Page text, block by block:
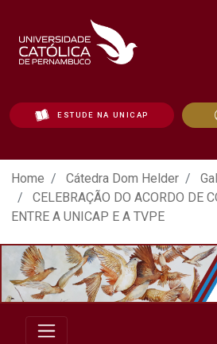
ESTUDE NA UNICAP
ATO EM DEFESA DA
Home Cátedra Dom Helder
CELEBRAÇÃO DO ACORDO DE
ENTRE A UNICAP E A TVPE